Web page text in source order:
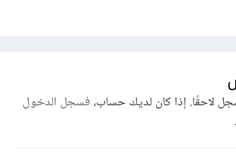
لاحقًا. إذا كان لديك حساب،فسجل الدخول